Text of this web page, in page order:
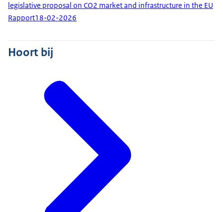
legislative proposal on CO2 market and infrastructure in the EU
Rapport18-02-2026
Hoort bij